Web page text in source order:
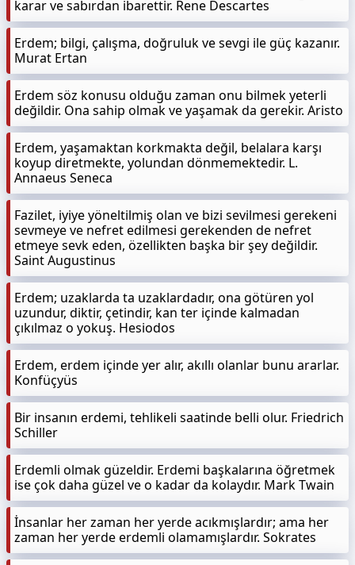
karar ve sabırdan ibarettir. Rene Descartes
Erdem; bilgi, çalışma, doğruluk ve sevgi ile güç kazanır.
Murat Ertan
Erdem söz konusu olduğu zaman onu bilmek yeterli
değildir. Ona sahip olmak ve yaşamak da gerekir. Aristo
Erdem, yaşamaktan korkmakta değil, belalara karşı
koyup diretmekte, yolundan dönmemektedir. L.
Annaeus Seneca
Fazilet, iyiye yöneltilmiş olan ve bizi sevilmesi gerekeni
sevmeye ve nefret edilmesi gerekenden de nefret
etmeye sevk eden, özellikten başka bir şey değildir.
Saint Augustinus
Erdem; uzaklarda ta uzaklardadır, ona götüren yol
uzundur, diktir, çetindir, kan ter içinde kalmadan
çıkılmaz o yokuş. Hesiodos
Erdem, erdem içinde yer alır, akıllı olanlar bunu ararlar.
Konfüçyüs
Bir insanın erdemi, tehlikeli saatinde belli olur. Friedrich
Schiller
Erdemli olmak güzeldir. Erdemi başkalarına öğretmek
ise çok daha güzel ve o kadar da kolaydır. Mark Twain
İnsanlar her zaman her yerde acıkmışlardır; ama her
zaman her yerde erdemli olamamışlardır. Sokrates